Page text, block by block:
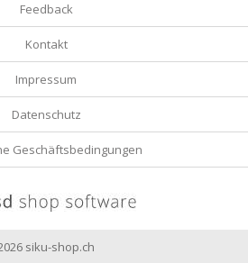
Feedback
Kontakt
Impressum
Datenschutz
Geschäftsbedingungen
siku-shop.ch